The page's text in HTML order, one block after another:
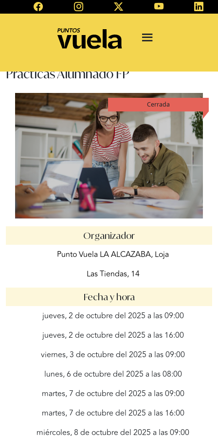
Prácticas Alumnado FP
Cerrada
Organizador
Punto Vuela LA ALCAZABA, Loja
Las Tiendas, 14
Fecha y hora
jueves, 2 de octubre del 2025 a las 09:00
jueves, 2 de octubre del 2025 a las 16:00
viernes, 3 de octubre del 2025 a las 09:00
lunes, 6 de octubre del 2025 a las 08:00
martes, 7 de octubre del 2025 a las 09:00
martes, 7 de octubre del 2025 a las 16:00
miércoles, 8 de octubre del 2025 a las 09:00